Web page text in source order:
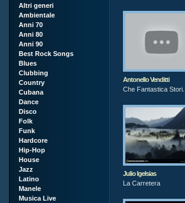
Altri generi
Ambientale
Anni 70
Anni 80
Anni 90
Best Rock Songs
Blues
Clubbing
Country
Cubana
Dance
Disco
Folk
Funk
Hardcore
Hip-Hop
House
Jazz
Latino
Manele
Musica Live
Antonello Venditti
Che Fantastica Stori...
Julio Igelsias
La Carretera